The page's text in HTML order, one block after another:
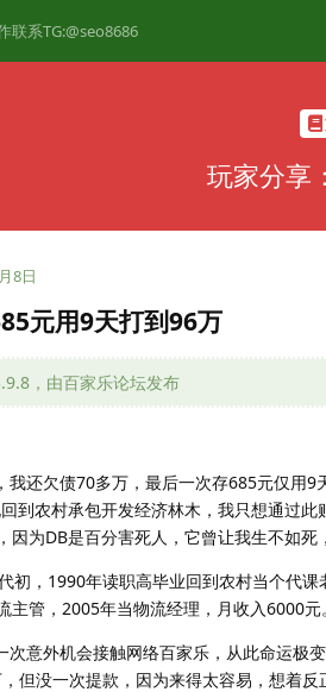
联系TG:@seo8686
玩家分享
8日
元用9天打到96万
，由百家乐论坛发布
还欠债70多万，最后一次存685元仅用9
到农村承包开发经济林木，我只想通过
因为DB是百分害死人，它曾让我生不如死
，1990年读职高毕业回到农村当个代课
主管，2005年当物流经理，月收入6000
外机会接触网络百家乐，从此命运极
但没一次提款，因为来得太容易，想着